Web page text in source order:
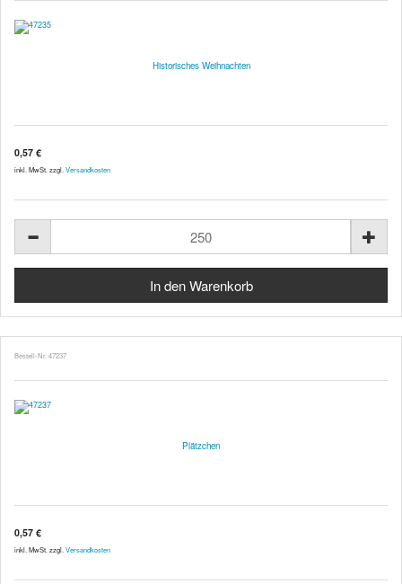
Historisches Weihnachten
0,57 €
inkl. MwSt. zzgl. Versandkosten
Bestell-Nr. 47237
Plätzchen
0,57 €
inkl. MwSt. zzgl. Versandkosten